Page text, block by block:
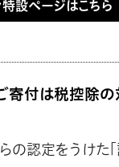
設ページはこちら
寄付は税控除の
認定をうけた「